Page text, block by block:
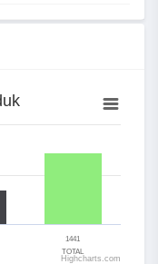
Jumlah. Range: 0 to
1441
TOTAL
Highcharts.com